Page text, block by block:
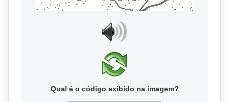
Qual é o código exibido na imagem?